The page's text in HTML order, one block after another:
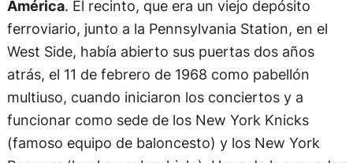
América. El recinto, que era un viejo depósito
ferroviario, junto a la Pennsylvania Station, en el
West Side, había abierto sus puertas dos años
atrás, el 11 de febrero de 1968 como pabellón
multiuso, cuando iniciaron los conciertos y a
funcionar como sede de los New York Knicks
(famoso equipo de baloncesto) y los New York